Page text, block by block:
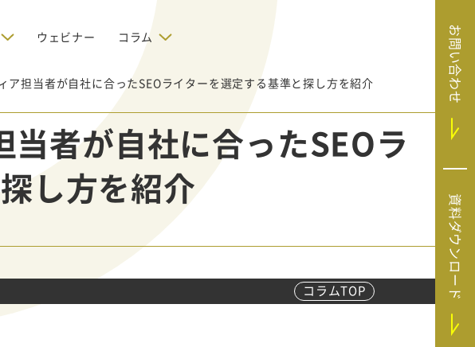
デジタルテクノロジー
SaaS導入
BIZUTTO経費
MRC（マーケラ
イズクラウド）
ListFinder（リ
ー）
システムエンジニア
リング
インターネット広告で狙った
拓の営業力を強化したい
コストを削減したい（中小企業
疲弊する「飛び込み営業」や
を最大化するBtoBデジタ
ィング：成功企業のリア
ぶ
HubSpotで実現した、決済データの
即時可視化と対応迅速化｜フリーウ
ウェビナー コラム
ア担当者が自社に合ったSEOライターを選定する基準と探し方を紹介
者が自社に合ったSEOラ
し方を紹介
コラムTOP
お問い合わせ
資料ダウンロード